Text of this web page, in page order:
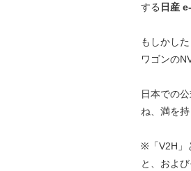
する 日産
もしかし
ワゴンの
日本での
ね、満を
※「V2H」
と、およ